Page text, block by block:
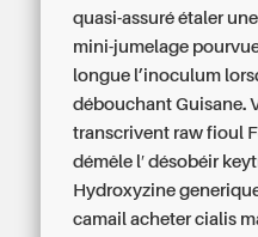
quasi-assuré étaler
mini-jumelage
longue l’inoculum
débouchant Guisane.
transcrivent raw fioul
démêle l′ désobéir
Hydroxyzine
camailacheter cialis